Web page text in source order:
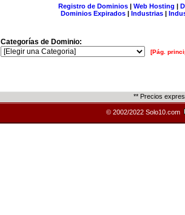
Registro de Dominios| Web Hosting |
Dominios Expirados | Industrias |
Categorías de Dominio:
[Pág.
** Precios
© 2002/2022 Solo10.com